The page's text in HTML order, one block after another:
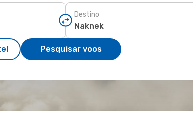
Destino
Pesquisar voos